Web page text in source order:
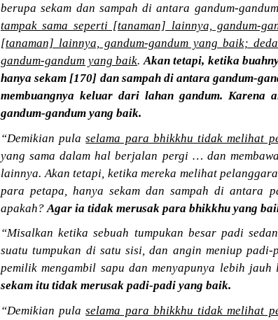
berupa sekam dan sampah di antara gandum-
tampak sama seperti [tanaman] lainnya, gandum-
[tanaman] lainnya, gandum-gandum yang baik;
gandum-gandum yang baik.Akan tetapi, ketika
hanya sekam [170] dan sampah di antara gandum-
membuangnya keluar dari lahan gandum. Karena
gandum-gandum yang baik.
“Demikian pulaselama para bhikkhu tidak melihat
yang sama dalam hal berjalan pergi … dan
lainnya. Akan tetapi, ketika mereka melihat
para petapa, hanya sekam dan sampah di antara
apakah? Agar ia tidak merusak para bhikkhu yang
“Misalkan ketika sebuah tumpukan besar padi
suatu tumpukan di satu sisi, dan angin meniup
pemilik mengambil sapu dan menyapunya lebih
sekam itu tidak merusak padi-padi yang baik.
“Demikian pulaselama para bhikkhu tidak melihat